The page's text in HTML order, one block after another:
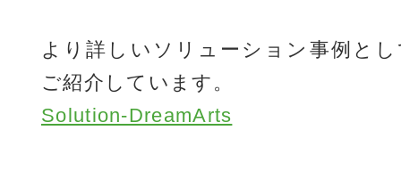
より詳しいソリューション事例と
ご紹介しています。
Solution-DreamArts